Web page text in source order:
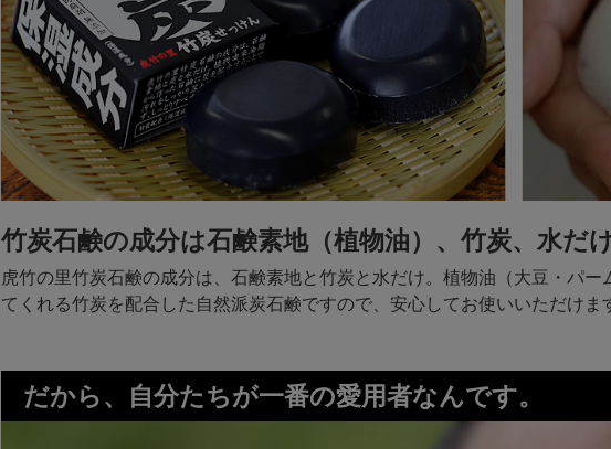
竹炭石鹸の成分は石鹸素地（植物油）、竹炭、水だ
虎竹の里竹炭石鹸の成分は、石鹸素地と竹炭と水だけ。植物油（大豆・パ
てくれる竹炭を配合した自然派炭石鹸ですので、安心してお使いいただけま
だから、自分たちが一番の愛用者なんです。